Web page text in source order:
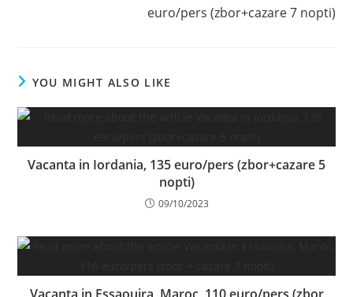
euro/pers (zbor+cazare 7 nopti)
YOU MIGHT ALSO LIKE
Vacanta in Iordania, 135 euro/pers (zbor+cazare 5
nopti)
09/10/2023